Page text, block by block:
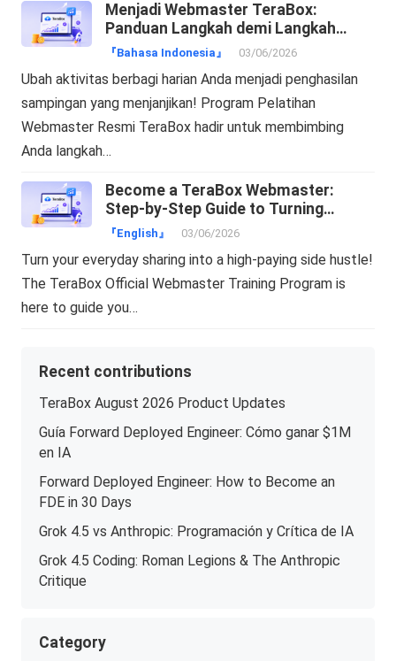
Menjadi Webmaster TeraBox:
Panduan Langkah demi Langkah
Mengubah Trafik Menjadi Cuan!
『Bahasa Indonesia』 03/06/2026
Ubah aktivitas berbagi harian Anda menjadi penghasilan
sampingan yang menjanjikan! Program Pelatihan
Webmaster Resmi TeraBox hadir untuk membimbing
Anda langkah…
Become a TeraBox Webmaster:
Step-by-Step Guide to Turning
Traffic into Cash!
『English』 03/06/2026
Turn your everyday sharing into a high-paying side hustle!
The TeraBox Official Webmaster Training Program is
here to guide you…
Recent contributions
TeraBox August 2026 Product Updates
Guía Forward Deployed Engineer: Cómo ganar $1M
en IA
Forward Deployed Engineer: How to Become an
FDE in 30 Days
Grok 4.5 vs Anthropic: Programación y Crítica de IA
Grok 4.5 Coding: Roman Legions & The Anthropic
Critique
Category